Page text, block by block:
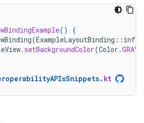
()
{
(ExampleLayoutBinding ::
. setBackgroundColor(Color .GRAY
. kt